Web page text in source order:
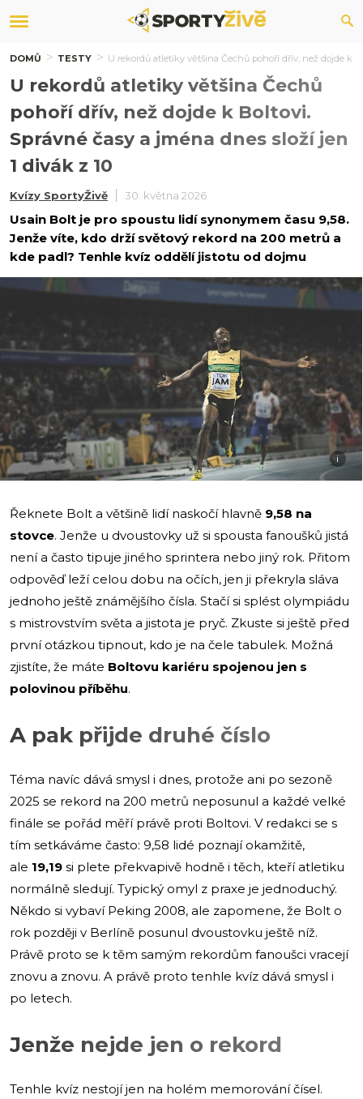
DOMŮ TESTY U rekordů atletiky většina Čechů pohoří dřív, než dojde k
U rekordů atletiky většina Čechů
pohoří dřív, než dojde k Boltovi.
Správné časy a jména dnes složí jen
1 divák z 10
Kvízy SportyŽivě 30. května 2026
Usain Bolt je pro spoustu lidí synonymem času 9,58.
Jenže víte, kdo drží světový rekord na 200 metrů a
kde padl? Tenhle kvíz oddělí jistotu od dojmu
i
Řeknete Bolt a většině lidí naskočí hlavně 9,58 na
stovce. Jenže u dvoustovky už si spousta fanoušků jistá
není a často tipuje jiného sprintera nebo jiný rok. Přitom
odpověď leží celou dobu na očích, jen ji překryla sláva
jednoho ještě známějšího čísla. Stačí si splést olympiádu
s mistrovstvím světa a jistota je pryč. Zkuste si ještě před
první otázkou tipnout, kdo je na čele tabulek. Možná
zjistíte, že máte Boltovu kariéru spojenou jen s
polovinou příběhu.
A pak přijde druhé číslo
Téma navíc dává smysl i dnes, protože ani po sezoně
2025 se rekord na 200 metrů neposunul a každé velké
finále se pořád měří právě proti Boltovi. V redakci se s
tím setkáváme často: 9,58 lidé poznají okamžitě,
ale 19,19 si plete překvapivě hodně i těch, kteří atletiku
normálně sledují. Typický omyl z praxe je jednoduchý.
Někdo si vybaví Peking 2008, ale zapomene, že Bolt o
rok později v Berlíně posunul dvoustovku ještě níž.
Právě proto se k těm samým rekordům fanoušci vracejí
znovu a znovu. A právě proto tenhle kvíz dává smysl i
po letech.
Jenže nejde jen o rekord
Tenhle kvíz nestojí jen na holém memorování čísel.